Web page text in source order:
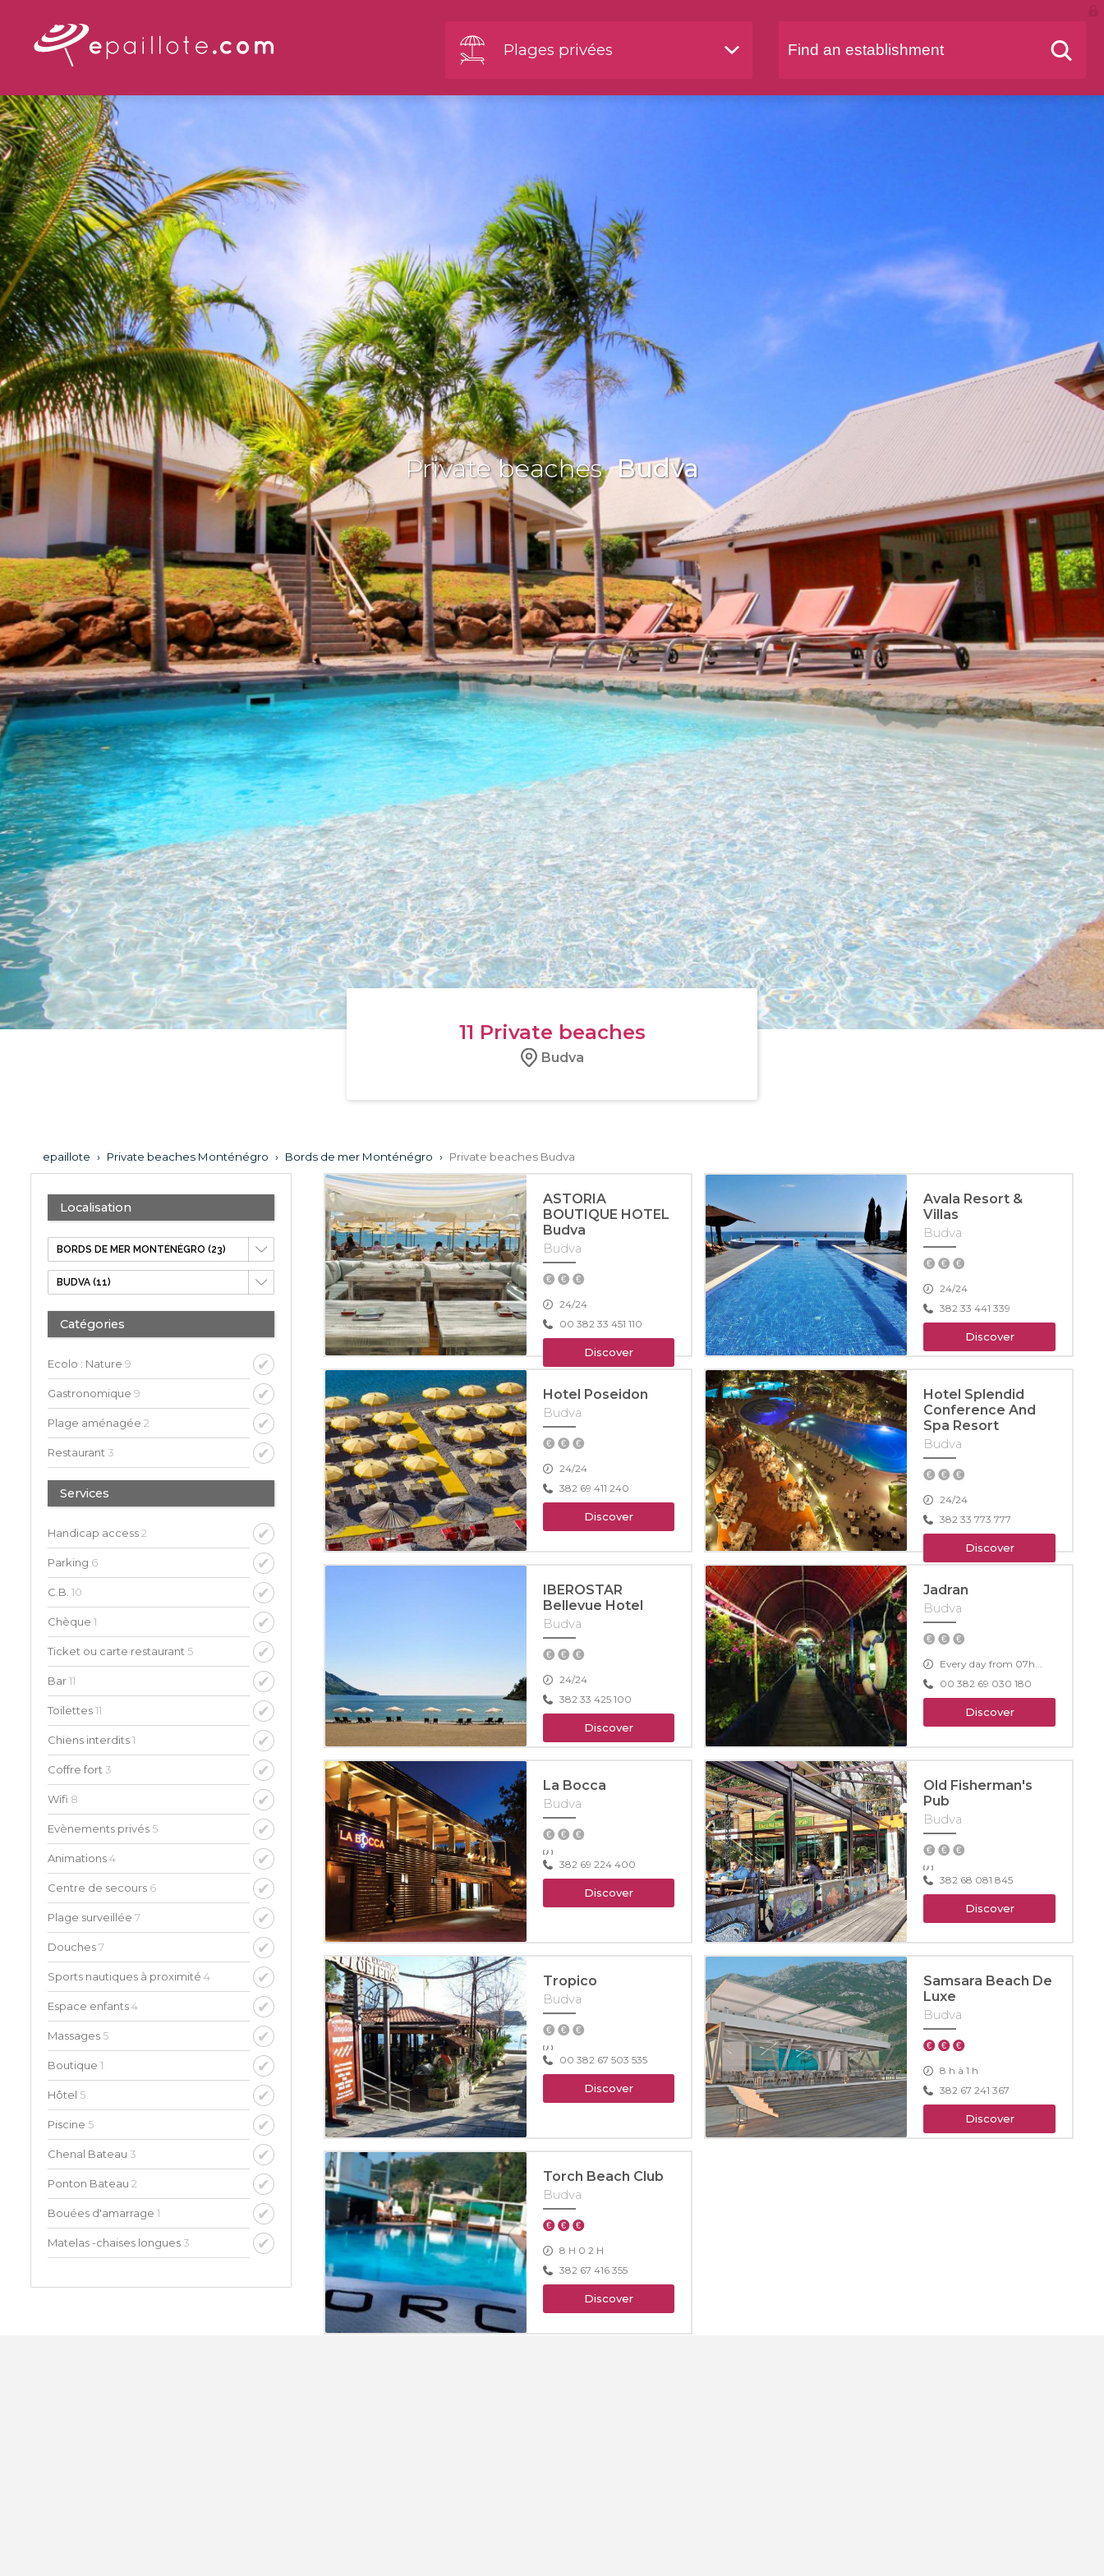
Plages privées
Private beaches Budva
11 Private beaches
Budva
epaillote › Private beaches Monténégro › Bords de mer Monténégro › Private beaches Budva
Localisation
Catégories
Ecolo : Nature 9
Gastronomique 9
Plage aménagée 2
Restaurant 3
Services
Handicap access2
Parking 6
C.B. 10
Chèque 1
Ticket ou carte restaurant 5
Bar11
Toilettes11
Chiens interdits1
Coffre fort 3
Wifi 8
Evènements privés5
Animations4
Centre de secours 6
Plage surveillée 7
Douches7
Sports nautiques à proximité 4
Espace enfants4
Massages5
Boutique 1
Hôtel 5
Piscine 5
Chenal Bateau 3
Ponton Bateau 2
Bouées d'amarrage 1
Matelas -chaises longues 3
ASTORIA
BOUTIQUE HOTEL
Budva
Budva
24/24
00 382 33 451 110
Discover
Avala Resort &
Villas
Budva
24/24
382 33 441 339
Discover
Hotel Poseidon
Budva
24/24
382 69 411 240
Discover
Hotel Splendid
Conference And
Spa Resort
Budva
24/24
382 33 773 777
Discover
IBEROSTAR
Bellevue Hotel
Budva
24/24
382 33 425 100
Discover
Jadran
Budva
Every day from 07h...
00 382 69 030 180
Discover
La Bocca
Budva
382 69 224 400
Discover
Old Fisherman's
Pub
Budva
382 68 081 845
Discover
Tropico
Budva
00 382 67 503 535
Discover
Samsara Beach De
Luxe
Budva
8 h à 1 h
382 67 241 367
Discover
Torch Beach Club
Budva
8 H 0 2 H
382 67 416 355
Discover